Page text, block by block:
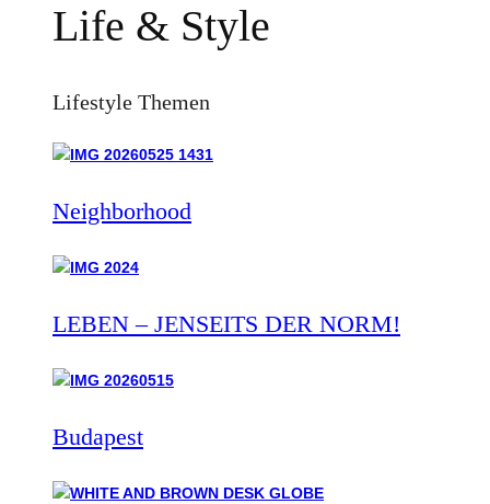
Life & Style
Lifestyle Themen
Neighborhood
LEBEN – JENSEITS DER NORM!
Budapest